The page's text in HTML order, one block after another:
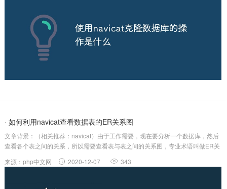
· 如何利用navicat查看数据表的ER关系图
文章背景：（相关推荐：navicat）由于工作需要，现在要分析一个数据库，然后
查看各个表之间的关系，所以需要查看表与表之间的关系图，专业术语叫做ER关
显示了所有的表。仅仅通过这些表名，我们很难分析出表与表之间的关系。所
来源：php中文网 2020-12-07 343